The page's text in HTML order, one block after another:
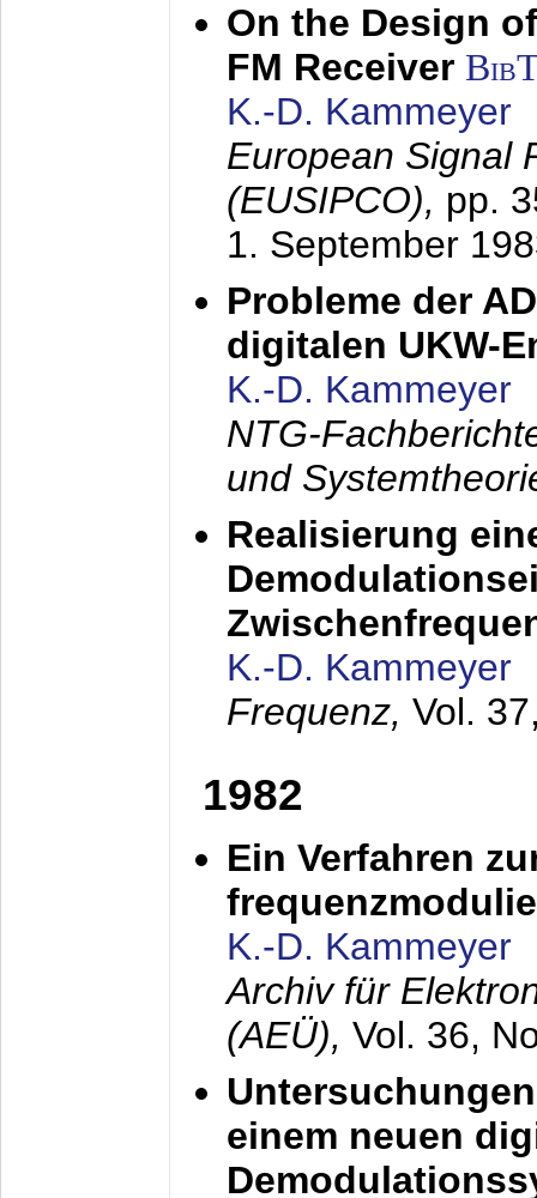
On the Design
FM Receiver
K.-D. Kammeyer
European Signal
(EUSIPCO), pp.
1. September
Probleme der
digitalen UKW-
K.-D. Kammeyer
NTG-
und
Realisierung
K.-D. Kammeyer
Frequenz, Vol.
1982
Ein Verfahren
K.-D. Kammeyer
Archiv für
(AEÜ), Vol. 36,
einem neuen